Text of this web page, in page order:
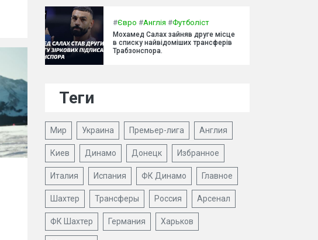
#Євро #Англія #Футболіст
Мохамед Салах зайняв друге місце
в списку найвідоміших трансферів
Трабзонспора.
Теги
Мир Украина Премьер-лига Англия
Киев Динамо Донецк Избранное
Италия Испания ФК Динамо Главное
Шахтер Трансферы Россия Арсенал
ФК Шахтер Германия Харьков